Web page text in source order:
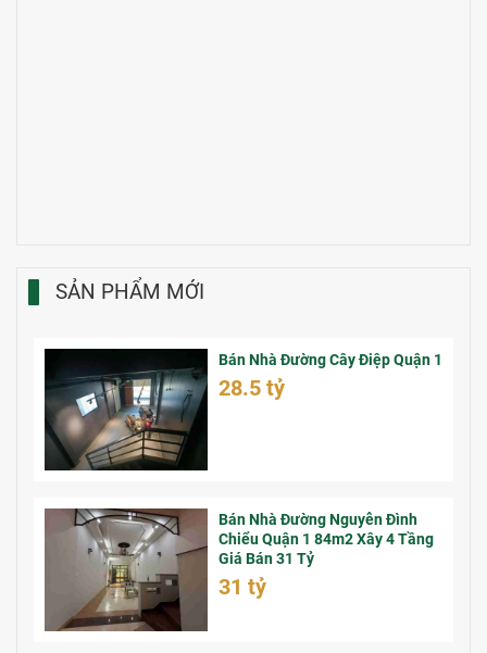
SẢN PHẨM MỚI
Bán Nhà Đường Cây Điệp Quận 1
28.5 tỷ
Bán Nhà Đường Nguyễn Đình
Chiểu Quận 1 84m2 Xây 4 Tầng
Giá Bán 31 Tỷ
31 tỷ